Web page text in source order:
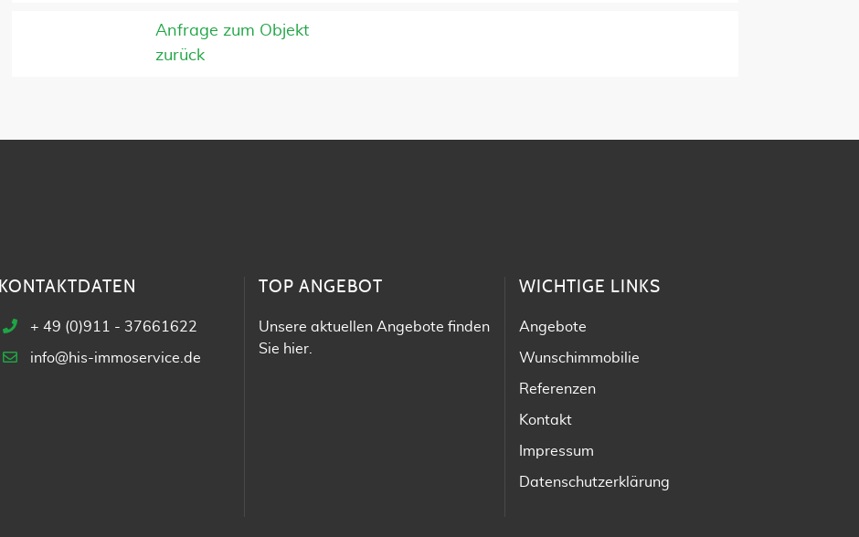
Anfrage zum Objekt
zurück
KONTAKTDATEN
+ 49 (0)911 - 37661622
info@his-immoservice.de
TOP ANGEBOT
Unsere aktuellen Angebote finden
Sie hier.
WICHTIGE LINKS
Angebote
Wunschimmobilie
Referenzen
Kontakt
Impressum
Datenschutzerklärung